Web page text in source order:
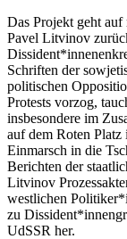
Das Projekt geht
Pavel Litvinov
Schriften der
politischen
Protests vorzog,
insbesondere im
auf dem Roten
Einmarsch in die
Berichten der
Litvinov
westlichen
zu
UdSSR her.